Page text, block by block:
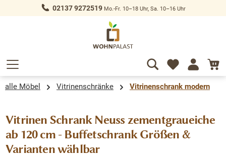
springen 02137 9272519Mo.-Fr. 10–18 Uhr, Sa. 10–16 Uhr
alle Möbel Vitrinenschränke Vitrinenschrank modern
Vitrinen Schrank Neuss zementgraueiche
ab 120 cm - Buffetschrank Größen &
Varianten wählbar